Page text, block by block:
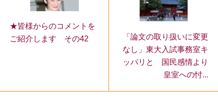
★皆様からのコメントを
ご紹介します その42
「論文の取り扱いに変更
なし」東大入試事務室キ
ッパリと 国民感情より
皇室への忖...